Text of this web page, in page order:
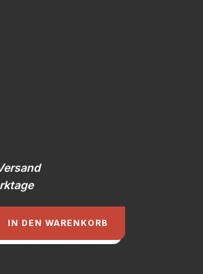
IN DEN WARENKORB